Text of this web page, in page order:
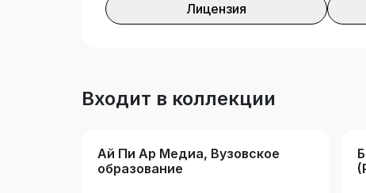
Лицензия
Входит в коллекции
Ай Пи Ар Медиа, Вузовское
образование